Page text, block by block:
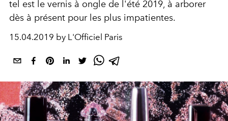
tel est le vernis à ongle de l'été 2019, à arborer
dès à présent pour les plus impatientes.
15.04.2019 by L'Officiel Paris